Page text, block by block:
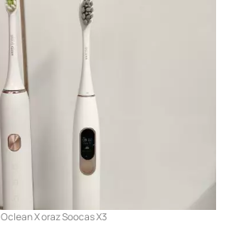
Oclean X oraz Soocas X3